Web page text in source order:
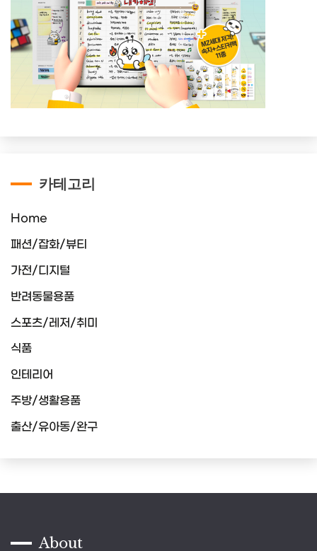
카테고리
Home
패션/잡화/뷰티
가전/디지털
반려동물용품
스포츠/레저/취미
식품
인테리어
주방/생활용품
출산/유아동/완구
About